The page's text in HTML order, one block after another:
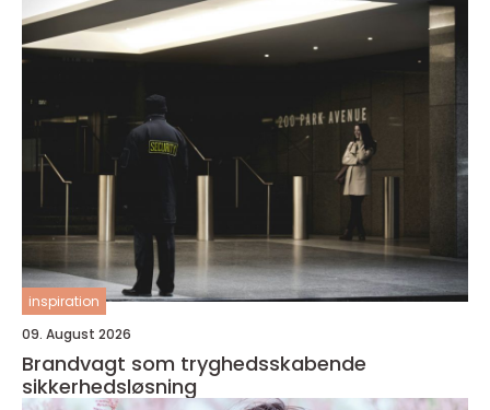
inspiration
09. August 2026
Brandvagt som tryghedsskabende
sikkerhedsløsning